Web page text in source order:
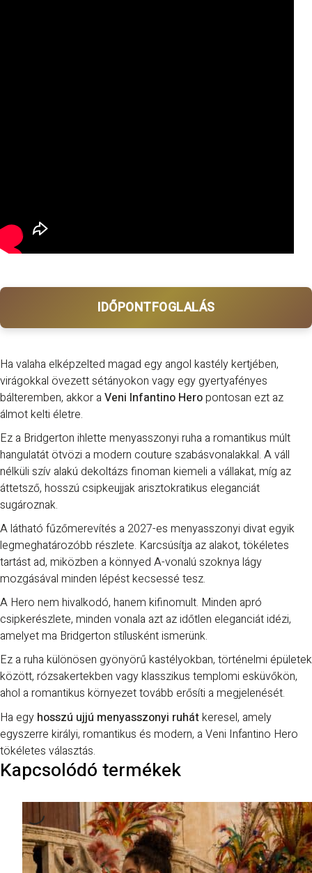
IDŐPONTFOGLALÁS
Ha valaha elképzelted magad egy angol kastély kertjében,
virágokkal övezett sétányokon vagy egy gyertyafényes
bálteremben, akkor a Veni Infantino Heropontosan ezt az
álmot kelti életre.
Ez a Bridgerton ihlette menyasszonyi ruha a romantikus múlt
hangulatát ötvözi a modern couture szabásvonalakkal. A váll
nélküli szív alakú dekoltázs finoman kiemeli a vállakat, míg az
áttetsző, hosszú csipkeujjak arisztokratikus eleganciát
sugároznak.
A látható fűzőmerevítés a 2027-es menyasszonyi divat egyik
legmeghatározóbb részlete. Karcsúsítja az alakot, tökéletes
tartást ad, miközben a könnyed A-vonalú szoknya lágy
mozgásával minden lépést kecsessé tesz.
A Hero nem hivalkodó, hanem kifinomult. Minden apró
csipkerészlete, minden vonala azt az időtlen eleganciát idézi,
amelyet ma Bridgerton stílusként ismerünk.
Ez a ruha különösen gyönyörű kastélyokban, történelmi épületek
között, rózsakertekben vagy klasszikus templomi esküvőkön,
ahol a romantikus környezet tovább erősíti a megjelenését.
Ha egy hosszú ujjú menyasszonyi ruhátkeresel, amely
egyszerre királyi, romantikus és modern, a Veni Infantino Hero
tökéletes választás.
Kapcsolódó termékek